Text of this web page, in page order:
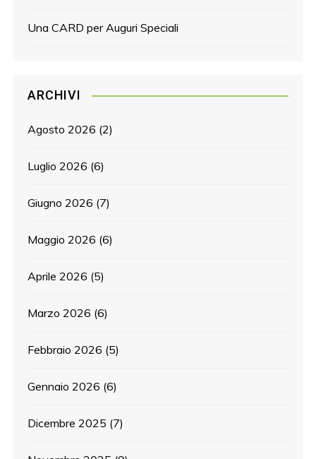
Una CARD per Auguri Speciali
ARCHIVI
Agosto 2026 (2)
Luglio 2026 (6)
Giugno 2026 (7)
Maggio 2026 (6)
Aprile 2026 (5)
Marzo 2026 (6)
Febbraio 2026 (5)
Gennaio 2026 (6)
Dicembre 2025 (7)